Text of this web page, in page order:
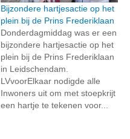
Bijzondere hartjesactie op het
plein bij de Prins Frederiklaan
Donderdagmiddag was er een
bijzondere hartjesactie op het
plein bij de Prins Frederiklaan
in Leidschendam.
LVvoorElkaar nodigde alle
Inwoners uit om met stoepkrijt
een hartje te tekenen voor...